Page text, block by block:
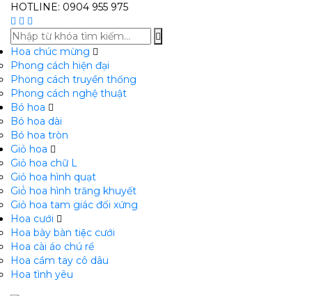
HOTLINE: 0904 955 975
Hoa chúc mừng
Phong cách hiện đại
Phong cách truyền thống
Phong cách nghệ thuật
Bó hoa
Bó hoa dài
Bó hoa tròn
Giỏ hoa
Giỏ hoa chữ L
Giỏ hoa hình quạt
Giỏ̉ hoa hình trăng khuyết
Giỏ hoa tam giác đối xứng
Hoa cưới
Hoa bày bàn tiệc cưới
Hoa cài áo chú rể
Hoa cầm tay cô dâu
Hoa tình yêu